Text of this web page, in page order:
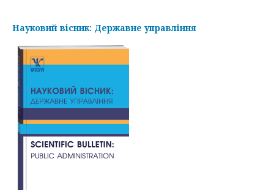
Науковий вісник: Державне управління